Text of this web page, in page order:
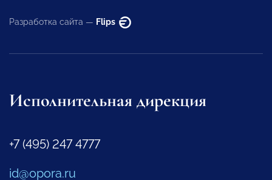
Разработка сайта — Flips
Исполнительная дирекция
+7 (495) 247 4777
id@opora.ru